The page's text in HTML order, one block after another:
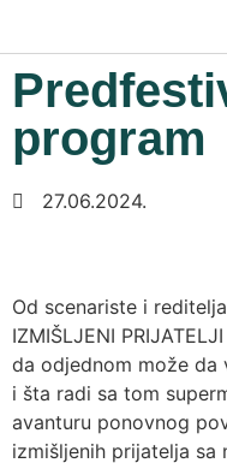
program
27.06.2024.
Od scenariste i
IZMIŠLJENI
da odjednom može da
i šta radi sa tom
avanturu ponovnog
izmišljenih prijatelja sa